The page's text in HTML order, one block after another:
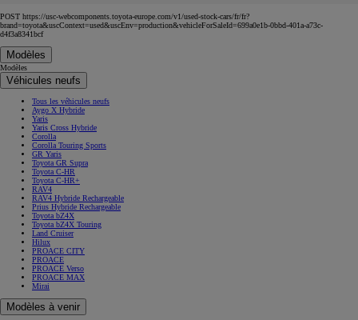
POST https://usc-webcomponents.toyota-europe.com/v1/used-stock-cars/fr/fr?
brand=toyota&uscContext=used&uscEnv=production&vehicleForSaleId=699a0e1b-0bbd-401a-a73c-
d4f3a8341bcf
Modèles
Modèles
Véhicules neufs
Tous les véhicules neufs
Aygo X Hybride
Yaris
Yaris Cross Hybride
Corolla
Corolla Touring Sports
GR Yaris
Toyota GR Supra
Toyota C-HR
Toyota C-HR+
RAV4
RAV4 Hybride Rechargeable
Prius Hybride Rechargeable
Toyota bZ4X
Toyota bZ4X Touring
Land Cruiser
Hilux
PROACE CITY
PROACE
PROACE Verso
PROACE MAX
Mirai
Modèles à venir